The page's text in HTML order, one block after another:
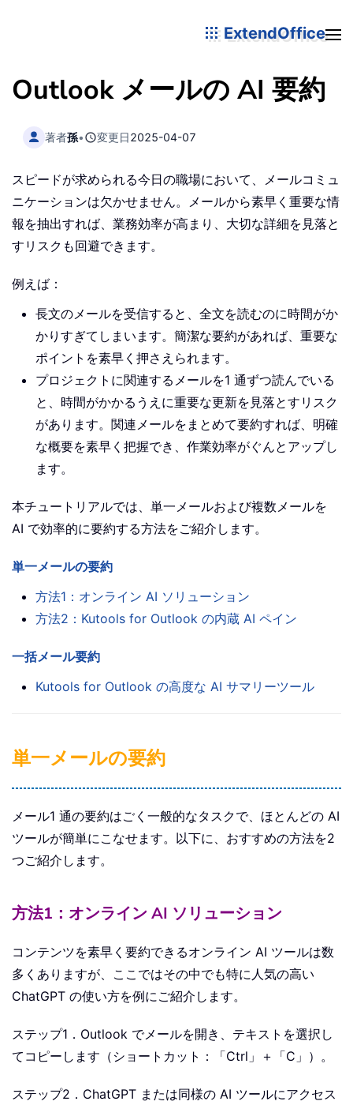
ExtendOffice
Outlook メールの AI 要約
著者孫• 変更日2025-04-07
スピードが求められる今日の職場において、メールコミュ
ニケーションは欠かせません。メールから素早く重要な情
報を抽出すれば、業務効率が高まり、大切な詳細を見落と
すリスクも回避できます。
例えば：
長文のメールを受信すると、全文を読むのに時間がか
かりすぎてしまいます。簡潔な要約があれば、重要な
ポイントを素早く押さえられます。
プロジェクトに関連するメールを1 通ずつ読んでいる
と、時間がかかるうえに重要な更新を見落とすリスク
があります。関連メールをまとめて要約すれば、明確
な概要を素早く把握でき、作業効率がぐんとアップし
ます。
本チュートリアルでは、単一メールおよび複数メールを
AI で効率的に要約する方法をご紹介します。
単一メールの要約
方法1：オンライン AI ソリューション
方法2：Kutools for Outlook の内蔵 AI ペイン
一括メール要約
Kutools for Outlook の高度な AI サマリーツール
単一メールの要約
メール1 通の要約はごく一般的なタスクで、ほとんどの AI
ツールが簡単にこなせます。以下に、おすすめの方法を2
つご紹介します。
方法1：オンライン AI ソリューション
コンテンツを素早く要約できるオンライン AI ツールは数
多くありますが、ここではその中でも特に人気の高い
ChatGPT の使い方を例にご紹介します。
ステップ1．Outlook でメールを開き、テキストを選択し
てコピーします（ショートカット：「Ctrl」＋「C」）。
ステップ2．ChatGPT または同様の AI ツールにアクセス